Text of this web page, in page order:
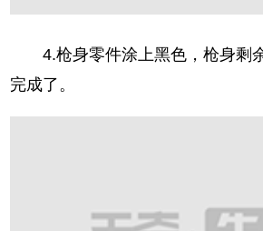
4.枪身零件涂上黑色，枪身剩
完成了。